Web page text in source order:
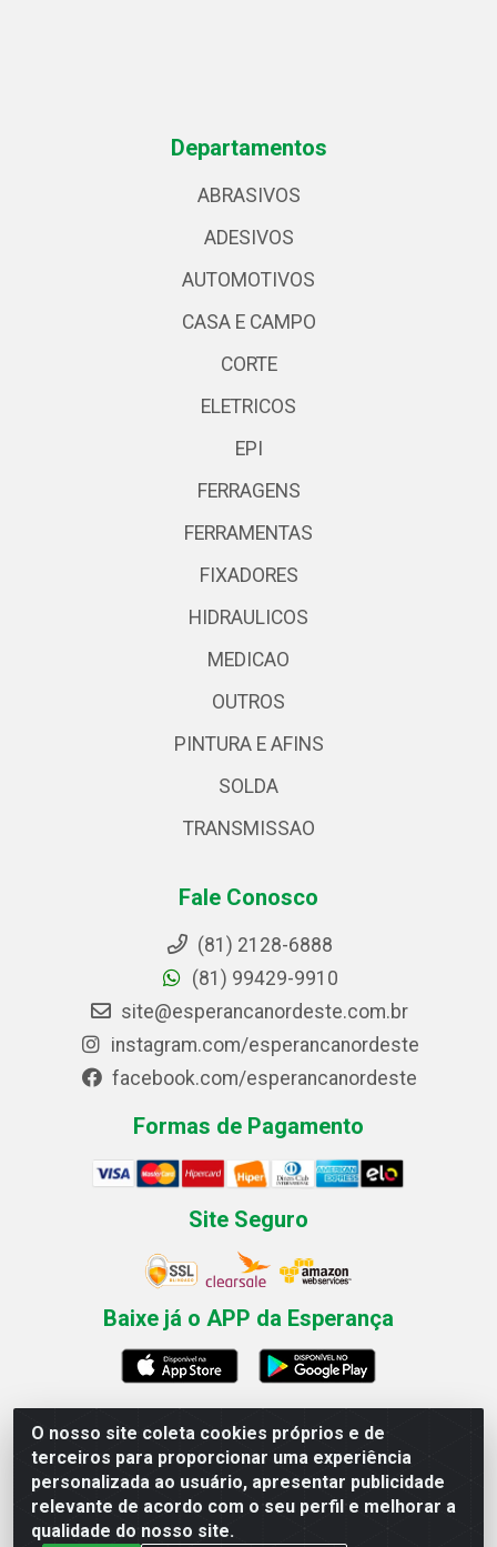
O nosso site coleta cookies próprios e de
terceiros para proporcionar uma experiência
personalizada ao usuário, apresentar publicidade
relevante de acordo com o seu perfil e melhorar a
qualidade do nosso site.
Departamentos
ABRASIVOS
ADESIVOS
AUTOMOTIVOS
CASA E CAMPO
CORTE
ELETRICOS
EPI
FERRAGENS
FERRAMENTAS
FIXADORES
HIDRAULICOS
MEDICAO
OUTROS
PINTURA E AFINS
SOLDA
TRANSMISSAO
Fale Conosco
(81) 2128-6888
(81) 99429-9910
site@esperancanordeste.com.br
instagram.com/esperancanordeste
facebook.com/esperancanordeste
Formas de Pagamento
Site Seguro
Baixe já o APP da Esperança
Esperança Nordeste - Rua Professor Caldas Filho, 291 -
Estância - Recife / PE CEP: 50771-335 - CNPJ
03.666.136/0001-23